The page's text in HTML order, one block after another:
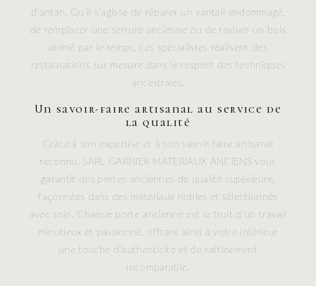
d'antan. Qu'il s'agisse de réparer un vantail endommagé,
de remplacer une serrure ancienne ou de raviver un bois
abîmé par le temps, ces spécialistes réalisent des
restaurations sur mesure dans le respect des techniques
ancestrales.
Un savoir-faire artisanal au service de
la qualité
Grâce à son expertise et à son savoir-faire artisanal
reconnu, SARL GARNIER MATERIAUX ANCIENS vous
garantit des portes anciennes de qualité supérieure,
façonnées dans des matériaux nobles et sélectionnés
avec soin. Chaque porte ancienne est le fruit d'un travail
minutieux et passionné, offrant ainsi à votre intérieur
une touche d'authenticité et de raffinement
incomparable.